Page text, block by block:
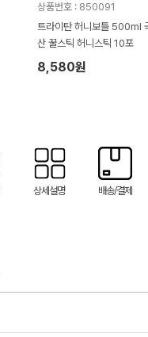
상품번호 : 850091
트라이탄 허니보틀 500ml
산 꿀스틱 허니스틱 10포
8,580원
상세설명 배송/결제